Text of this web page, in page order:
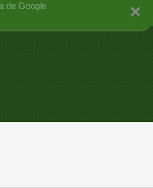
×
de Google